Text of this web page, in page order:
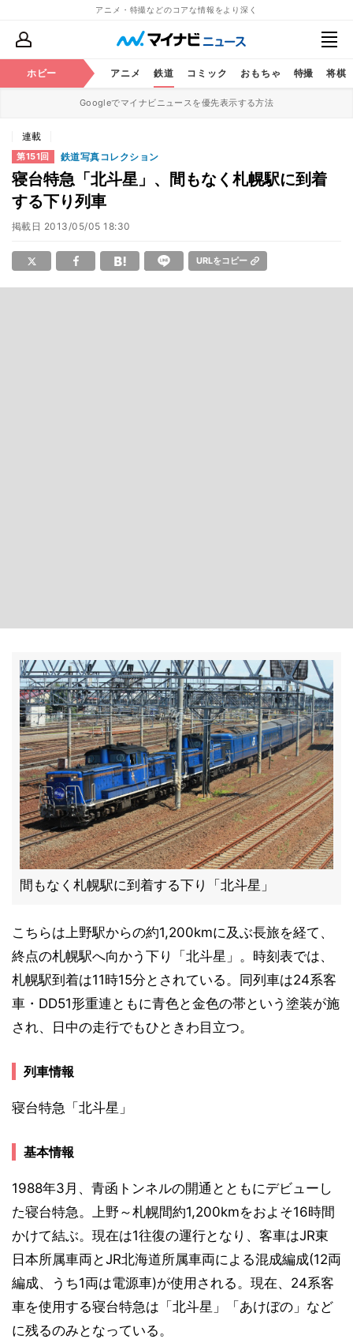
アニメ・特撮などのコアな情報をより深く
ホビー アニメ 鉄道 コミック おもちゃ 特撮 将棋
Googleでマイナビニュースを優先表示する方法
連載
第151回 鉄道写真コレクション
寝台特急「北斗星」、間もなく札幌駅に到着
する下り列車
掲載日 2013/05/05 18:30
URLをコピー
間もなく札幌駅に到着する下り「北斗星」
こちらは上野駅からの約1,200kmに及ぶ長旅を経て、
終点の札幌駅へ向かう下り「北斗星」。時刻表では、
札幌駅到着は11時15分とされている。同列車は24系客
車・DD51形重連ともに青色と金色の帯という塗装が施
され、日中の走行でもひときわ目立つ。
列車情報
寝台特急「北斗星」
基本情報
1988年3月、青函トンネルの開通とともにデビューし
た寝台特急。上野～札幌間約1,200kmをおよそ16時間
かけて結ぶ。現在は1往復の運行となり、客車はJR東
日本所属車両とJR北海道所属車両による混成編成(12両
編成、うち1両は電源車)が使用される。現在、24系客
車を使用する寝台特急は「北斗星」「あけぼの」など
に残るのみとなっている。